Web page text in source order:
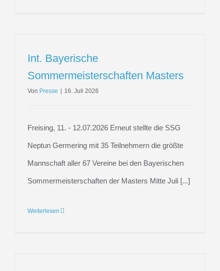
Int. Bayerische
Sommermeisterschaften Masters
Von Presse 16. Juli 2026
Freising, 11. - 12.07.2026 Erneut stellte die SSG
Neptun Germering mit 35 Teilnehmern die größte
Mannschaft aller 67 Vereine bei den Bayerischen
Sommermeisterschaften der Masters Mitte Juli [...]
Weiterlesen